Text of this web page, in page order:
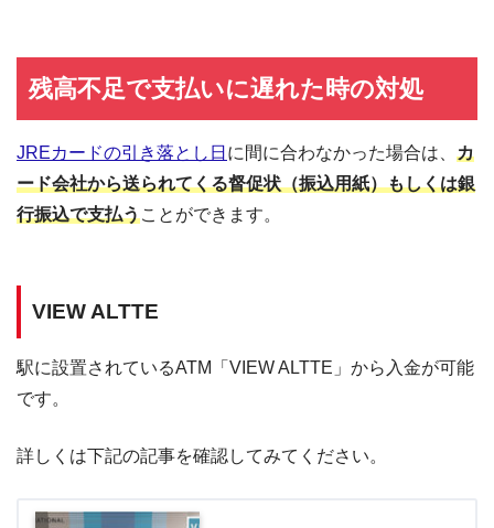
残高不足で支払いに遅れた時の対処
JREカードの引き落とし日 に間に合わなかった場合は、 カ
ード会社から送られてくる督促状（振込用紙）もしくは銀
行振込で支払うことができます。
VIEW ALTTE
駅に設置されているATM「VIEW ALTTE」から入金が可能
です。
詳しくは下記の記事を確認してみてください。